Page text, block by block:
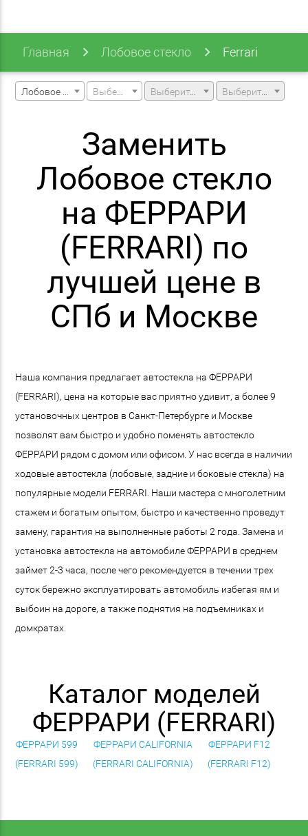
Главная Лобовое стекло Ferrari
Выберите модель машины Выберите модификацию
Заменить
Лобовое стекло
на ФЕРРАРИ
(FERRARI) по
лучшей цене в
СПб и Москве
Наша компания предлагает автостекла на ФЕРРАРИ
(FERRARI), цена на которые вас приятно удивит, а более 9
установочных центров в Санкт-Петербурге и Москве
позволят вам быстро и удобно поменять автостекло
ФЕРРАРИ рядом с домом или офисом. У нас всегда в наличии
ходовые автостекла (лобовые, задние и боковые стекла) на
популярные модели FERRARI. Наши мастера с многолетним
стажем и богатым опытом, быстро и качественно проведут
замену, гарантия на выполненные работы 2 года. Замена и
установка автостекла на автомобиле ФЕРРАРИ в среднем
займет 2-3 часа, после чего рекомендуется в течении трех
суток бережно эксплуатировать автомобиль избегая ям и
выбоин на дороге, а также поднятия на подъемниках и
домкратах.
Каталог моделей
ФЕРРАРИ (FERRARI)
ФЕРРАРИ 599
(FERRARI 599)
ФЕРРАРИ CALIFORNIA
(FERRARI CALIFORNIA)
ФЕРРАРИ F12
(FERRARI F12)